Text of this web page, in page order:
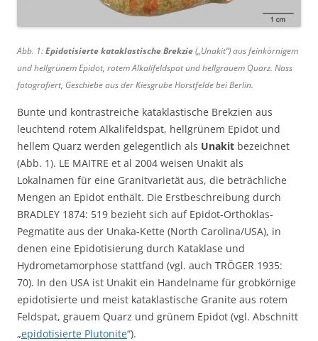
Abb. 1:Epidotisierte kataklastische Brekzie(„Unakit“) aus feinkörnigem
und hellgrünem Epidot, rotem Alkalifeldspat und hellgrauem Quarz. Nass
fotografiert, Geschiebe aus der Kiesgrube Horstfelde bei Berlin.
Bunte und kontrastreiche kataklastische Brekzien aus
leuchtend rotem Alkalifeldspat, hellgrünem Epidot und
hellem Quarz werden gelegentlich als Unakit bezeichnet
(Abb. 1). LE MAITRE et al 2004 weisen Unakit als
Lokalnamen für eine Granitvarietät aus, die beträchliche
Mengen an Epidot enthält. Die Erstbeschreibung durch
BRADLEY 1874: 519 bezieht sich auf Epidot-Orthoklas-
Pegmatite aus der Unaka-Kette (North Carolina/USA), in
denen eine Epidotisierung durch Kataklase und
Hydrometamorphose stattfand (vgl. auch TRÖGER 1935:
70). In den USA ist Unakit ein Handelname für grobkörnige
epidotisierte und meist kataklastische Granite aus rotem
Feldspat, grauem Quarz und grünem Epidot (vgl. Abschnitt
„epidotisierte Plutonite“).